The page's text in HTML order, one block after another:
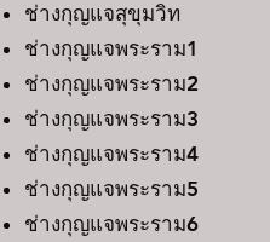
ช่างกุญแจสุขุมวิท
ช่างกุญแจพระราม1
ช่างกุญแจพระราม2
ช่างกุญแจพระราม3
ช่างกุญแจพระราม4
ช่างกุญแจพระราม5
ช่างกุญแจพระราม6